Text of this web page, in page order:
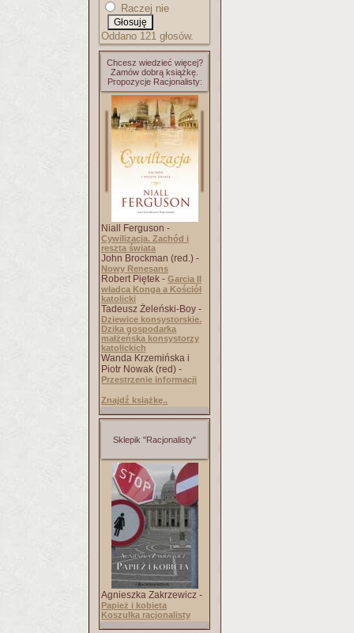
Raczej nie
Oddano 121 głosów.
Chcesz wiedzieć więcej?
Zamów dobrą książkę.
Propozycje Racjonalisty:
Niall Ferguson -
Cywilizacja. Zachód i
reszta świata
John Brockman (red.) -
Nowy Renesans
Robert Piętek - Garcia II
władca Konga a Kościół
katolicki
Tadeusz Żeleński-Boy -
Dziewice konsystorskie.
Dzika gospodarka
małżeńska konsystorzy
katolickich
Wanda Krzemińska i
Piotr Nowak (red) -
Przestrzenie informacji
Znajdź książkę..
Sklepik "Racjonalisty"
Agnieszka Zakrzewicz -
Papież i kobieta
Koszulka racjonalisty